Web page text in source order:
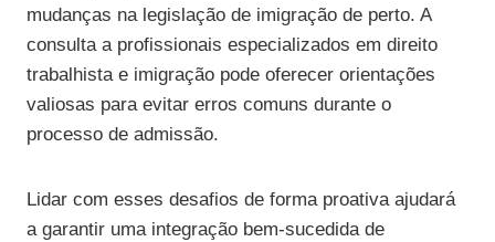
mudanças na legislação de imigração de perto. A
consulta a profissionais especializados em direito
trabalhista e imigração pode oferecer orientações
valiosas para evitar erros comuns durante o
processo de admissão.
Lidar com esses desafios de forma proativa ajudará
a garantir uma integração bem-sucedida de